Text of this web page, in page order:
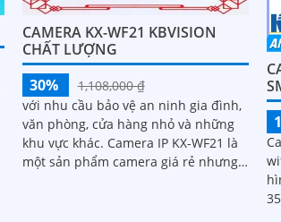
CAMERA KX-WF21 KBVISION
CHẤT LƯỢNG
30%
1,108,000 ₫
với nhu cầu bảo vệ an ninh gia đình,
văn phòng, cửa hàng nhỏ và những
khu vực khác. Camera IP KX-WF21 là
một sản phẩm camera giá rẻ nhưng